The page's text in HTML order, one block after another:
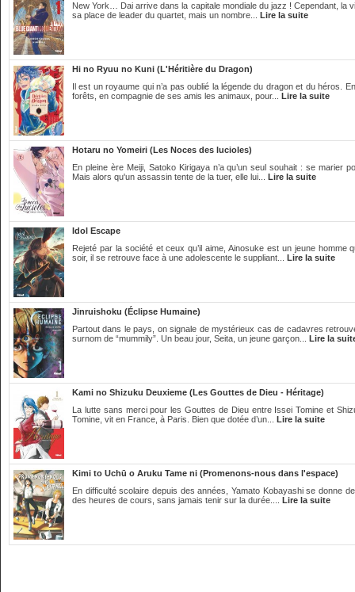
New York… Dai arrive dans la capitale mondiale du jazz ! Cependant,
sa place de leader du quartet, mais un nombre... Lire la suite
Hi no Ryuu no Kuni (L'Héritière du Dragon)
Il est un royaume qui n’a pas oublié la légende du dragon et du héros.
forêts, en compagnie de ses amis les animaux, pour... Lire la suite
Hotaru no Yomeiri (Les Noces des lucioles)
En pleine ère Meiji, Satoko Kirigaya n’a qu’un seul souhait : se
Mais alors qu'un assassin tente de la tuer, elle lui... Lire la suite
Idol Escape
Rejeté par la société et ceux qu’il aime, Ainosuke est un jeune
soir, il se retrouve face à une adolescente le suppliant... Lire la suite
Jinruishoku (Éclipse Humaine)
Partout dans le pays, on signale de mystérieux cas de cadavres
surnom de “mummily”. Un beau jour, Seita, un jeune garçon... Lire la
Kami no Shizuku Deuxieme (Les Gouttes de Dieu - Héritage)
La lutte sans merci pour les Gouttes de Dieu entre Issei Tomine et
Tomine, vit en France, à Paris. Bien que dotée d’un... Lire la suite
Kimi to Uchū o Aruku Tame ni (Promenons-nous dans l'espace)
En difficulté scolaire depuis des années, Yamato Kobayashi se donne
des heures de cours, sans jamais tenir sur la durée.... Lire la suite